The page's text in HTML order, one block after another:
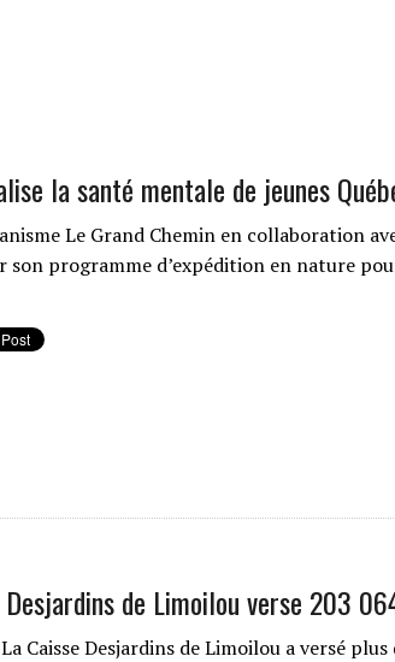
la santé mentale de jeunes
Le Grand Chemin en collaboration
son programme d’expédition en nature
Desjardins de Limoilou verse 203
Caisse Desjardins de Limoilou a versé plus